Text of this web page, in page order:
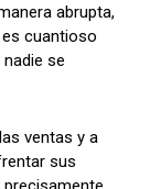
abrupta,
cuantioso
se
ventas y a
sus